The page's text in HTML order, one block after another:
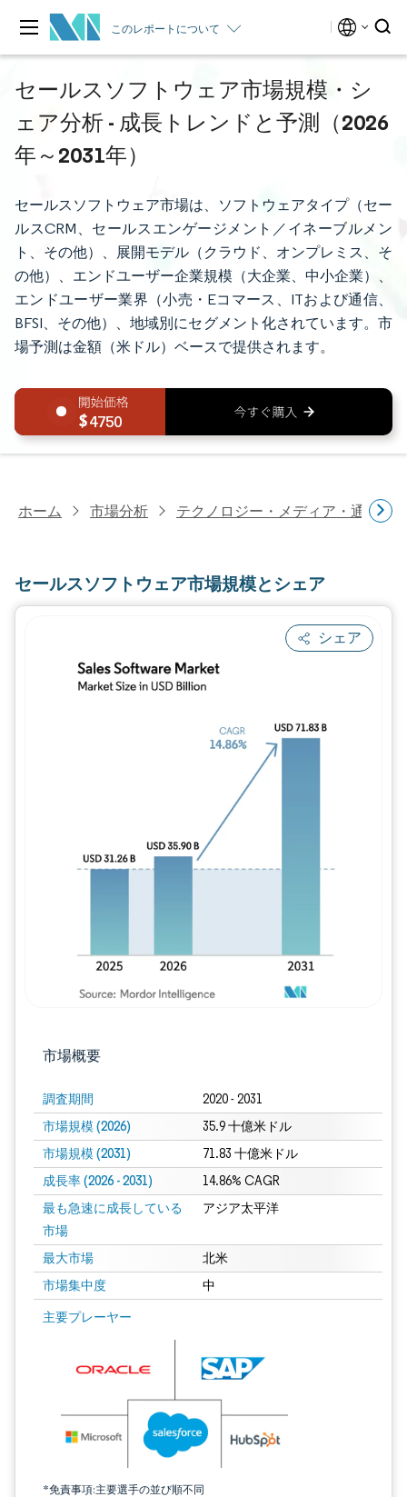
このレポートについて
セールスソフトウェア市場規模・シ
ェア分析 - 成長トレンドと予測（2026
年～2031年）
セールスソフトウェア市場は、ソフトウェアタイプ（セー
ルスCRM、セールスエンゲージメント／イネーブルメン
ト、その他）、展開モデル（クラウド、オンプレミス、そ
の他）、エンドユーザー企業規模（大企業、中小企業）、
エンドユーザー業界（小売・Eコマース、ITおよび通信、
BFSI、その他）、地域別にセグメント化されています。市
場予測は金額（米ドル）ベースで提供されます。
4750
ホーム 市場分析 テクノロジー・メディア・通信研
セールスソフトウェア市場規模とシェア
シェア
市場概要
調査期間 2020 - 2031
市場規模 (2026) 35.9 十億米ドル
市場規模 (2031) 71.83 十億米ドル
成長率 (2026 - 2031) 14.86% CAGR
最も急速に成長している
市場
アジア太平洋
最大市場 北米
市場集中度 中
主要プレーヤー
*免責事項:主要選手の並び順不同
画像 © Mordor Intelligence。再利用にはCC BY 4.0の表示が必要です。
画像 © Mordor Intelligence。再利用には